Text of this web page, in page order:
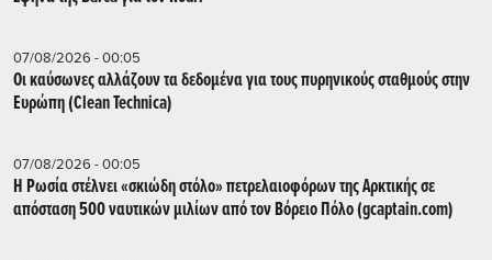
07/08/2026 - 00:05
Οι καύσωνες αλλάζουν τα δεδομένα για τους πυρηνικούς σταθμούς στην
Ευρώπη (Clean Technica)
07/08/2026 - 00:05
Η Ρωσία στέλνει «σκιώδη στόλο» πετρελαιοφόρων της Αρκτικής σε
απόσταση 500 ναυτικών μιλίων από τον Βόρειο Πόλο (gcaptain.com)